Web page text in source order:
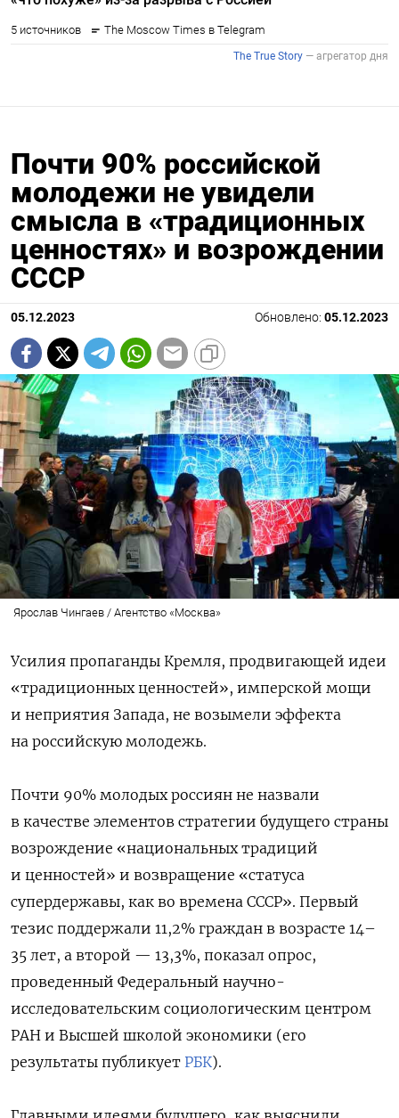
Почти 90% российской
молодежи не увидели
смысла в «традиционных
ценностях» и возрождении
СССР
05.12.2023 Обновлено: 05.12.2023
Ярослав Чингаев / Агентство «Москва»
Усилия пропаганды Кремля, продвигающей идеи
«традиционных ценностей», имперской мощи
и неприятия Запада, не возымели эффекта
на российскую молодежь.
Почти 90% молодых россиян не назвали
в качестве элементов стратегии будущего страны
возрождение «национальных традиций
и ценностей» и возвращение «статуса
супердержавы, как во времена СССР». Первый
тезис поддержали 11,2% граждан в возрасте 14–
35 лет, а второй — 13,3%, показал опрос,
проведенный Федеральный научно-
исследовательским социологическим центром
РАН и Высшей школой экономики (его
результаты публикует РБК).